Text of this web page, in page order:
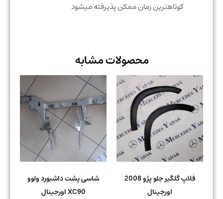
کوتاهترین زمان ممکن پذیرفته میشود
محصولات مشابه
فلاپ گلگیر جلو پژو 2008
اورجینال
شاسی پشت داشبورد ولوو